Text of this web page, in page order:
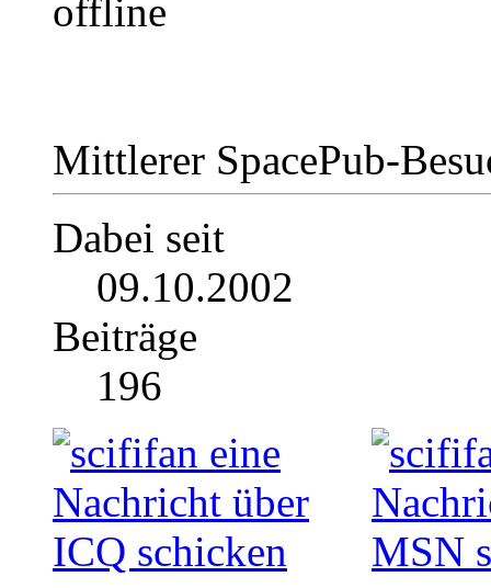
Mittlerer SpacePub-
Dabei seit
09.10.2002
Beiträge
196